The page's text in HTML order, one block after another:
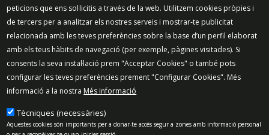
Mapa del lloc
Política de Privacitat
Política de Xarxes Socials
Política de cookies
Protecció de dades
Avís legal
Contacte
Preguntes freqüents
© 2025 - Ajuntament de Vilassar de Mar
peticions que ens sol·licitis a través de la web. Utilitzem cookies pròpies i
de tercers per a analitzar els nostres serveis i mostrar-te publicitat
relacionada amb les teves preferències sobre la base d’un perfil elaborat
amb els teus hàbits de navegació (per exemple, pàgines visitades). Si
consents la seva instal·lació prem "Acceptar Cookies" o també pots
configurar les teves preferències prement "Configurar Cookies". Més
informació a la nostra Més informació
Tècniques (necessàries)
Aquestes cookies són importants per a donar-te accés segur a zones amb informació personal